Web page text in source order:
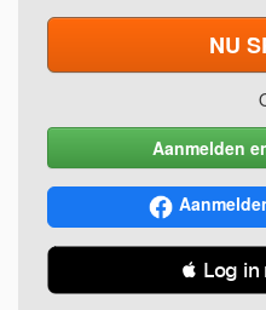
NU
Aanmelden
 Log in